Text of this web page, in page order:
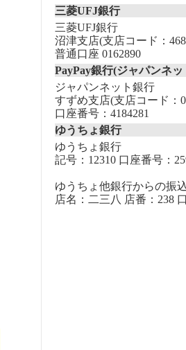
三菱UFJ銀行
三菱UFJ銀行
沼津支店(支店コード：
普通口座 0162890
PayPay銀行(ジャパンネ
ジャパンネット銀行
すずめ支店(支店コード：
口座番号：4184281
ゆうちょ銀行
ゆうちょ銀行
記号：12310 口座番号：
ゆうちょ他銀行からの振
店名：二三八 店番：238